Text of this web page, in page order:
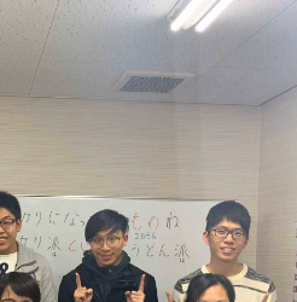
任意門 遊學團 教育學區